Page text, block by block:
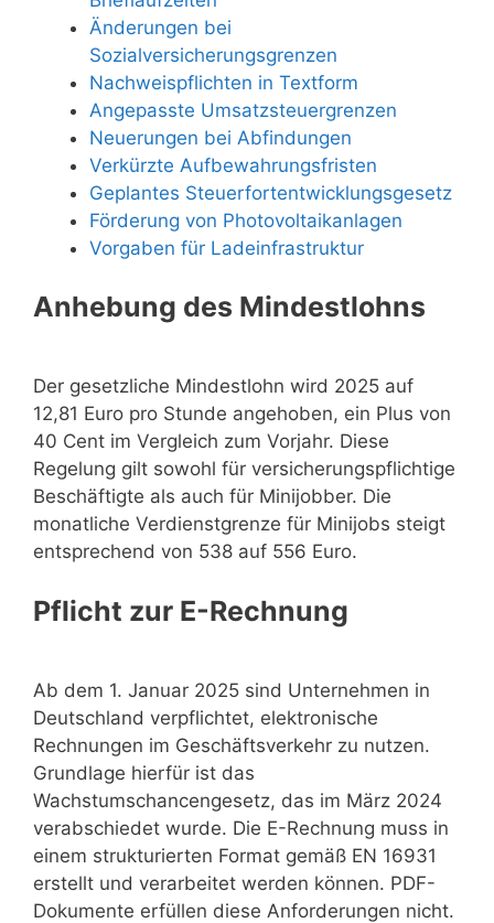
Änderungen bei
Sozialversicherungsgrenzen
Nachweispflichten in Textform
Angepasste Umsatzsteuergrenzen
Neuerungen bei Abfindungen
Verkürzte Aufbewahrungsfristen
Geplantes Steuerfortentwicklungsgesetz
Förderung von Photovoltaikanlagen
Vorgaben für Ladeinfrastruktur
Anhebung des Mindestlohns
Der gesetzliche Mindestlohn wird 2025 auf
12,81 Euro pro Stunde angehoben, ein Plus von
40 Cent im Vergleich zum Vorjahr. Diese
Regelung gilt sowohl für versicherungspflichtige
Beschäftigte als auch für Minijobber. Die
monatliche Verdienstgrenze für Minijobs steigt
entsprechend von 538 auf 556 Euro.
Pflicht zur E-Rechnung
Ab dem 1. Januar 2025 sind Unternehmen in
Deutschland verpflichtet, elektronische
Rechnungen im Geschäftsverkehr zu nutzen.
Grundlage hierfür ist das
Wachstumschancengesetz, das im März 2024
verabschiedet wurde. Die E-Rechnung muss in
einem strukturierten Format gemäß EN 16931
erstellt und verarbeitet werden können. PDF-
Dokumente erfüllen diese Anforderungen nicht.